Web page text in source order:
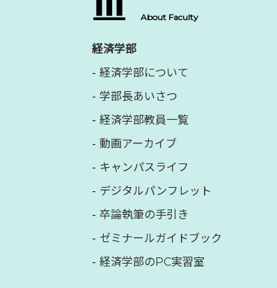
About Faculty
経済学部
経済学部について
学部長あいさつ
経済学部教員一覧
動画アーカイブ
キャンパスライフ
デジタルパンフレット
卒論執筆の手引き
ゼミナールガイドブック
経済学部のPC実習室